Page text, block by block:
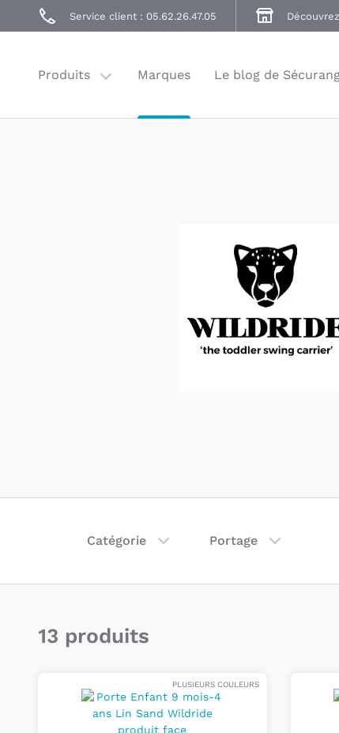
Service client : 05.62.26.47.05
Produits
Poussettes
Balade
Marques Le blog de
13 produits
Catégorie Portage
PLUSIEURS COULEURS